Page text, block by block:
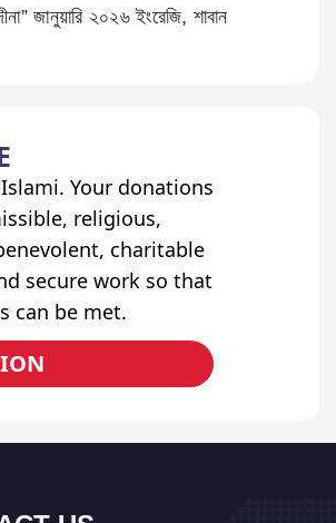
জানুয়ারি ২০২৬ ইংরেজি, শাবান
Your donations
religious,
charitable
secure work so that
can be met.